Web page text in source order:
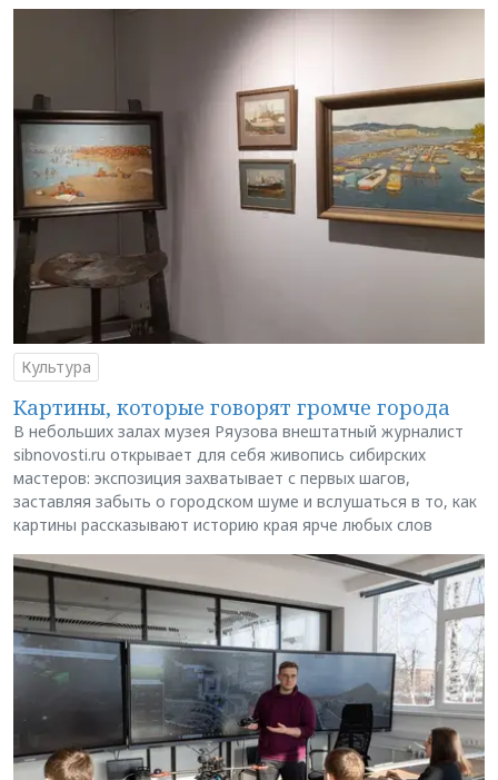
Культура
Картины, которые говорят громче города
В небольших залах музея Ряузова внештатный журналист
sibnovosti.ru открывает для себя живопись сибирских
мастеров: экспозиция захватывает с первых шагов,
заставляя забыть о городском шуме и вслушаться в то, как
картины рассказывают историю края ярче любых слов